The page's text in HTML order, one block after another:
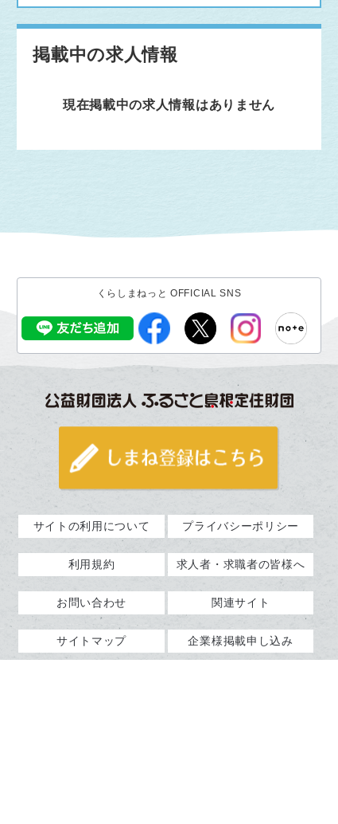
掲載中の求人情報
現在掲載中の求人情報はありません
くらしまねっと OFFICIAL SNS
サイトの利用について プライバシーポリシー
利用規約 求人者・求職者の皆様へ
お問い合わせ 関連サイト
サイトマップ 企業様掲載申し込み